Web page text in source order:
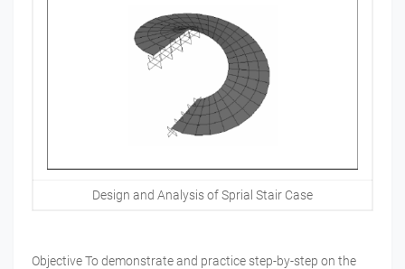
Design and Analysis of Sprial Stair Case
Objective To demonstrate and practice step-by-step on the